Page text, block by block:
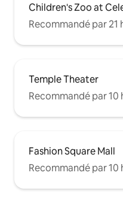
Children's Zoo at
Recommandé par
Temple Theater
Recommandé par
Fashion Square Mall
Recommandé par